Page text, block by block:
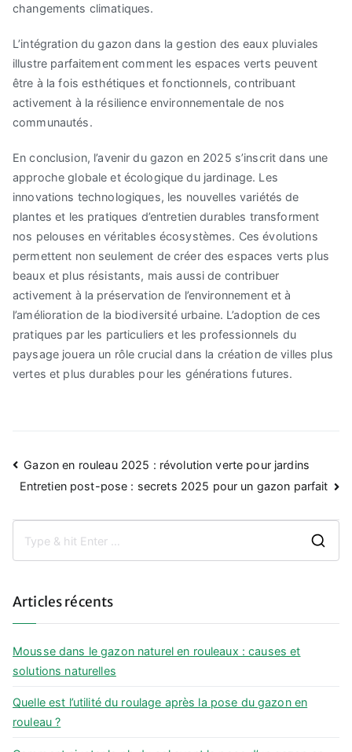
changements climatiques.
L’intégration du gazon dans la gestion des eaux pluviales
illustre parfaitement comment les espaces verts peuvent
être à la fois esthétiques et fonctionnels, contribuant
activement à la résilience environnementale de nos
communautés.
En conclusion, l’avenir du gazon en 2025 s’inscrit dans une
approche globale et écologique du jardinage. Les
innovations technologiques, les nouvelles variétés de
plantes et les pratiques d’entretien durables transforment
nos pelouses en véritables écosystèmes. Ces évolutions
permettent non seulement de créer des espaces verts plus
beaux et plus résistants, mais aussi de contribuer
activement à la préservation de l’environnement et à
l’amélioration de la biodiversité urbaine. L’adoption de ces
pratiques par les particuliers et les professionnels du
paysage jouera un rôle crucial dans la création de villes plus
vertes et plus durables pour les générations futures.
Navigation
de
l’article
Gazon en rouleau 2025 : révolution verte pour jardins
Entretien post-pose : secrets 2025 pour un gazon parfait
c
Articles récents
Mousse dans le gazon naturel en rouleaux : causes et
solutions naturelles
Quelle est l’utilité du roulage après la pose du gazon en
rouleau ?